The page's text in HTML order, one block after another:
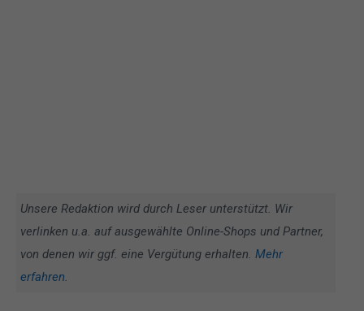
Unsere Redaktion wird durch Leser unterstützt. Wir
verlinken u.a. auf ausgewählte Online-Shops und Partner,
von denen wir ggf. eine Vergütung erhalten. Mehr
erfahren.